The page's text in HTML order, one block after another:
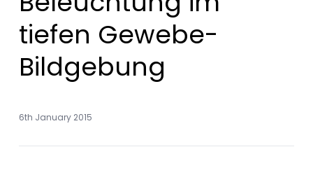
tiefen Gewebe-
Bildgebung
6th January 2015